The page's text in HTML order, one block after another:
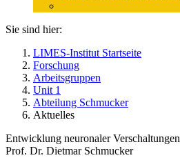
Sie sind hier:
LIMES-Institut Startseite
Forschung
Arbeitsgruppen
Unit 1
Abteilung Schmucker
Aktuelles
Entwicklung neuronaler Verschaltungen
Prof. Dr. Dietmar Schmucker